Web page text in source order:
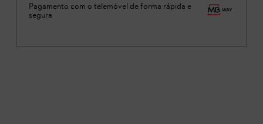
Pagamento com o telemóvel de forma rápida e
segura